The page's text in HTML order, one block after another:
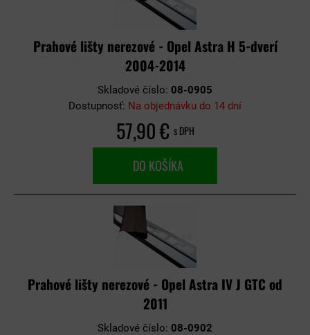
Prahové lišty nerezové - Opel Astra H 5-dverí
2004-2014
Skladové číslo: 08-0905
Dostupnosť: Na objednávku do 14 dní
57,90 € s DPH
DO KOŠÍKA
Prahové lišty nerezové - Opel Astra IV J GTC od
2011
Skladové číslo: 08-0902